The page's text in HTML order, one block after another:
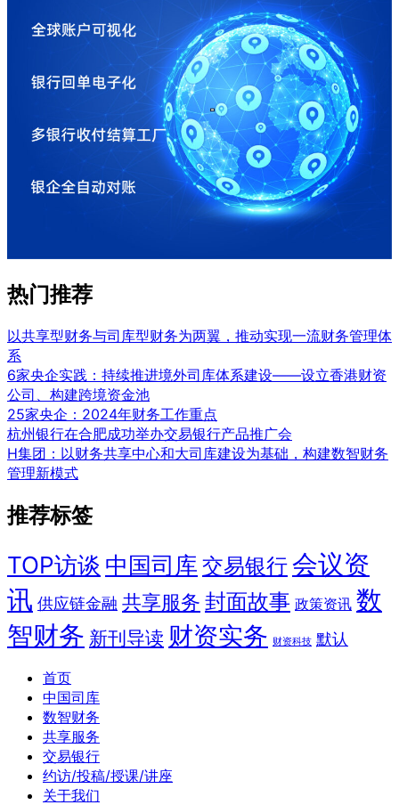
热门推荐
以共享型财务与司库型财务为两翼，推动实现一流财务管理体
系
6家央企实践：持续推进境外司库体系建设——设立香港财资
公司、构建跨境资金池
25家央企：2024年财务工作重点
杭州银行在合肥成功举办交易银行产品推广会
H集团：以财务共享中心和大司库建设为基础，构建数智财务
管理新模式
推荐标签
TOP访谈 中国司库 交易银行会议资
讯 供应链金融 共享服务 封面故事 政策资讯 数
智财务 新刊导读 财资实务 财资科技 默认
首页
中国司库
数智财务
共享服务
交易银行
约访/投稿/授课/讲座
关于我们